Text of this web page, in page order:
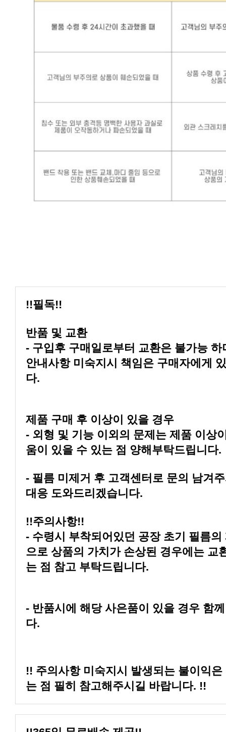
!!필독!!
반품 및 교환
다.
제품 구매 후 이상이 있을 경우
움이 있을 수 있는 점 양해부탁드립니다.
대응 도와드리겠습니다.
!!주의사항!!
는 점 참고 부탁드립니다.
다.
는 점 필히 참고해주시길 바랍니다. !!